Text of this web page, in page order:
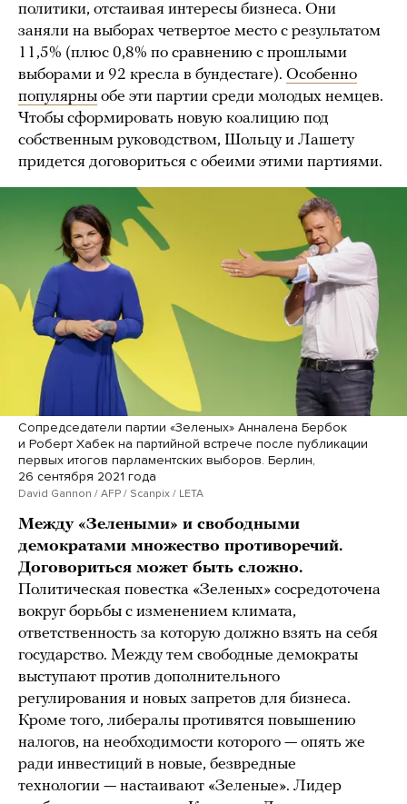
политики, отстаивая интересы бизнеса. Они
заняли на выборах четвертое место с результатом
11,5% (плюс 0,8% по сравнению с прошлыми
выборами и 92 кресла в бундестаге). Особенно
популярны обе эти партии среди молодых немцев.
Чтобы сформировать новую коалицию под
собственным руководством, Шольцу и Лашету
придется договориться с обеими этими партиями.
Сопредседатели партии «Зеленых» Анналена Бербок
и Роберт Хабек на партийной встрече после публикации
первых итогов парламентских выборов. Берлин,
26 сентября 2021 года
David Gannon / AFP / Scanpix / LETA
Между «Зелеными» и свободными
демократами множество противоречий.
Договориться может быть сложно.
Политическая повестка «Зеленых» сосредоточена
вокруг борьбы с изменением климата,
ответственность за которую должно взять на себя
государство. Между тем свободные демократы
выступают против дополнительного
регулирования и новых запретов для бизнеса.
Кроме того, либералы противятся повышению
налогов, на необходимости которого — опять же
ради инвестиций в новые, безвредные
технологии — настаивают «Зеленые». Лидер